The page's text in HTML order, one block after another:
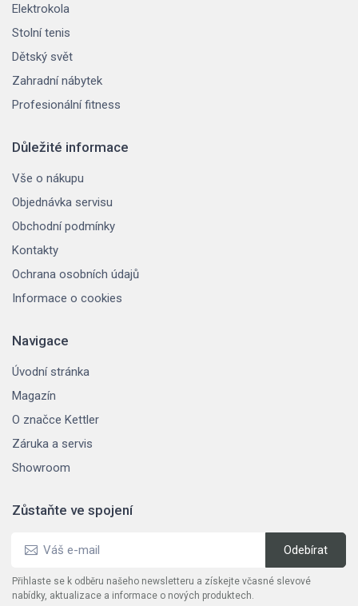
Elektrokola
Stolní tenis
Dětský svět
Zahradní nábytek
Profesionální fitness
Důležité informace
Vše o nákupu
Objednávka servisu
Obchodní podmínky
Kontakty
Ochrana osobních údajů
Informace o cookies
Navigace
Úvodní stránka
Magazín
O značce Kettler
Záruka a servis
Showroom
Zůstaňte ve spojení
Přihlaste se k odběru našeho newsletteru a získejte včasné slevové
nabídky, aktualizace a informace o nových produktech.